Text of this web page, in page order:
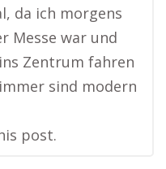
da ich morgens
Messe war und
Zentrum fahren
sind modern
post.